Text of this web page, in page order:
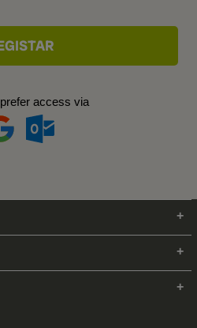
access via